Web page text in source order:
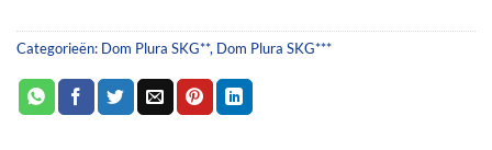
Categorieën: Dom Plura SKG**, Dom Plura SKG***